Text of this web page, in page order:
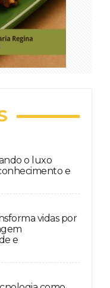
o luxo
e
vidas por
e